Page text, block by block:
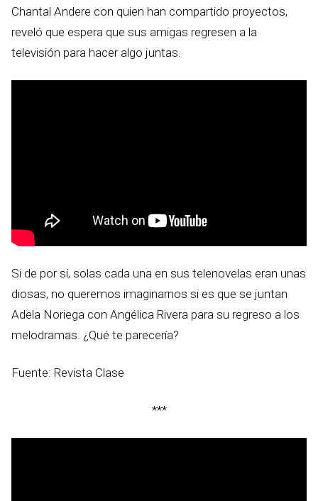
Chantal Andere con quien han compartido proyectos,
reveló que espera que sus amigas regresen a la
televisión para hacer algo juntas.
Si de por sí, solas cada una en sus telenovelas eran unas
diosas, no queremos imaginarnos si es que se juntan
Adela Noriega con Angélica Rivera para su regreso a los
melodramas. ¿Qué te parecería?
Fuente: Revista Clase
***